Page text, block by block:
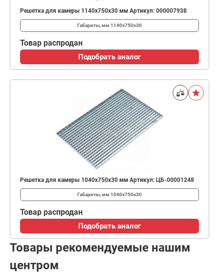
Решетка для камеры 1140х750х30 мм Артикул: 000007938
Габариты, мм 1140х750х30
Товар распродан
Подобрать аналог
Решетка для камеры 1040х750х30 мм Артикул: ЦБ-00001248
Габариты, мм 1040х750х30
Товар распродан
Подобрать аналог
Товары рекомендуемые нашим
центром